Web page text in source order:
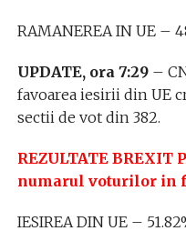
RAMANEREA IN UE –
UPDATE, ora 7:29–
favoarea iesirii din UE
sectii de vot din 382.
REZULTATE BREXIT
numarul voturilor in
IESIREA DIN UE –